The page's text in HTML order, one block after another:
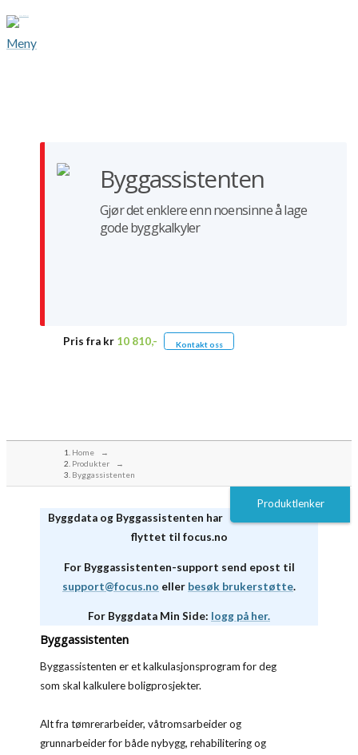
Meny
Byggassistenten
Gjør det enklere enn noensinne å lage
gode byggkalkyler
Pris fra kr 10 810,- Kontakt oss
Home
→
Produkter
→
Byggassistenten
Produktlenker
Byggdata og Byggassistenten har
flyttet til focus.no
For Byggassistenten-support send epost til
support@focus.no eller besøk brukerstøtte.
For Byggdata Min Side: logg på her.
Byggassistenten
Byggassistenten er et kalkulasjonsprogram for deg
som skal kalkulere boligprosjekter.
Alt fra tømrerarbeider, våtromsarbeider og
grunnarbeider for både nybygg, rehabilitering og